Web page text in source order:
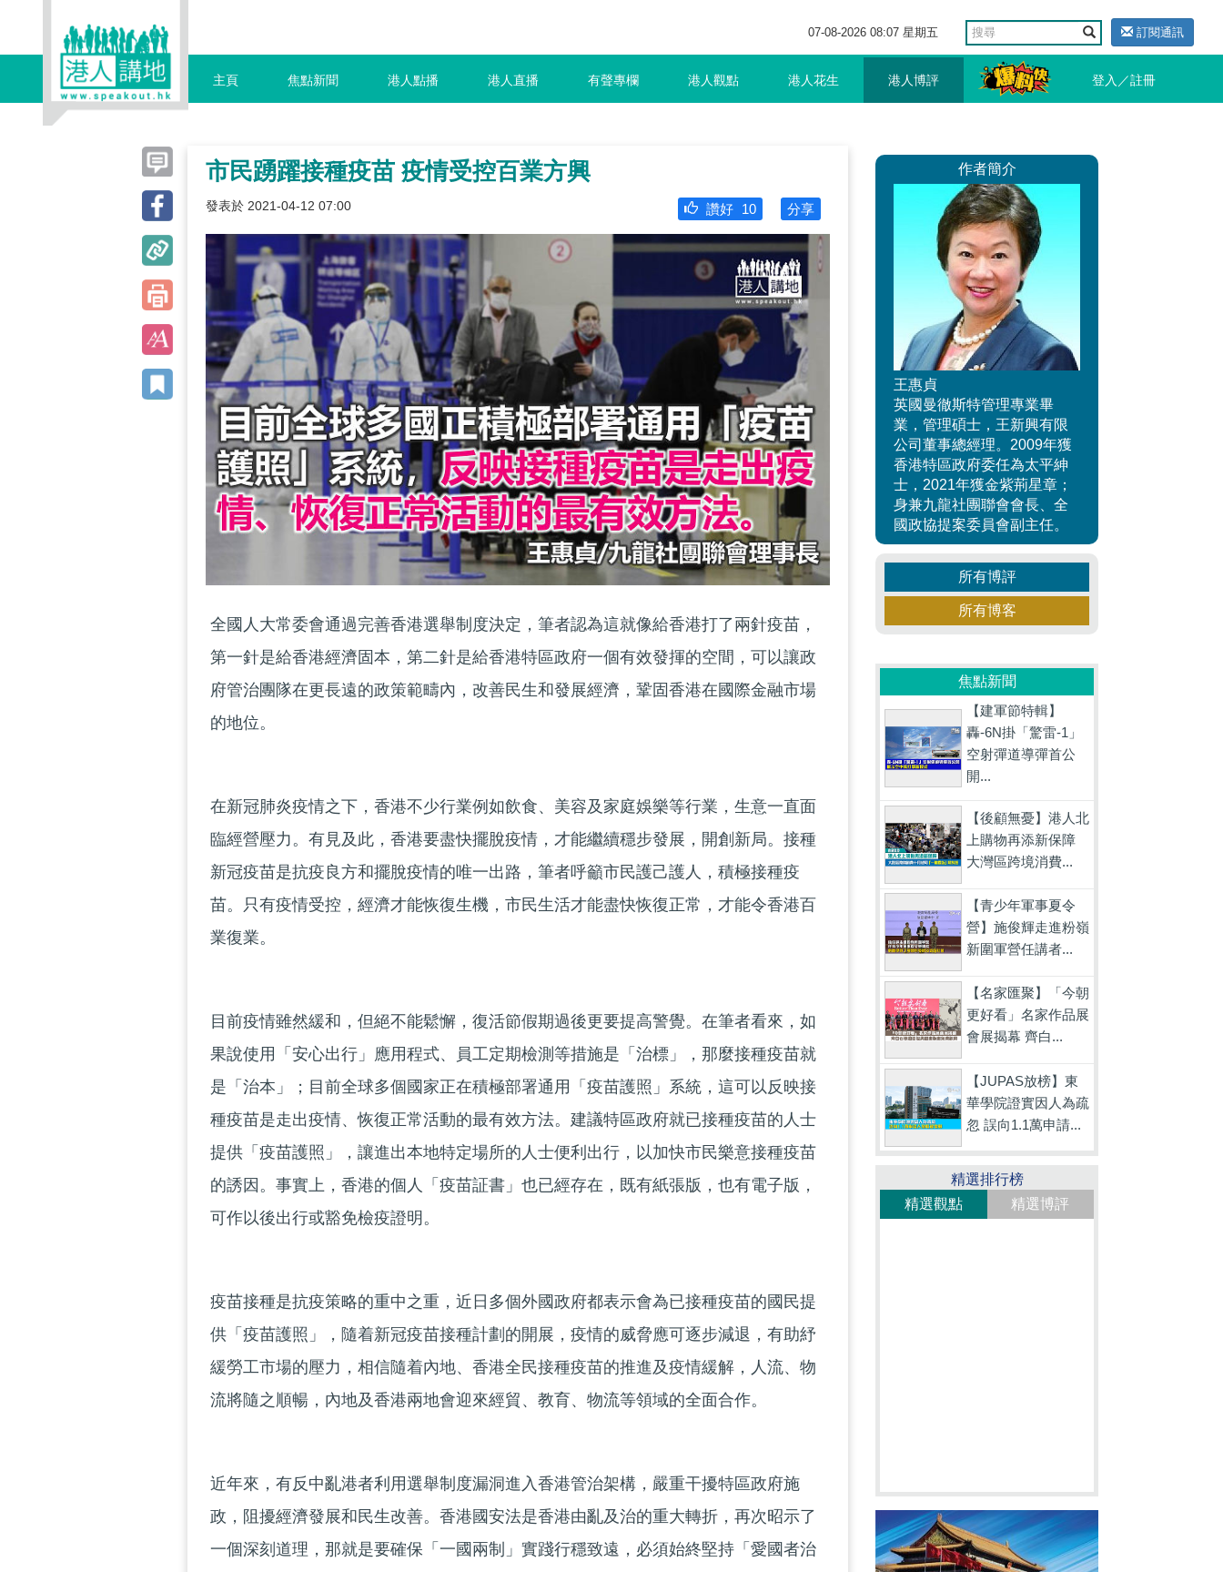
07-08-2026 08:07 星期五 訂閱通訊
主頁 焦點新聞 港人點播 港人直播 有聲專欄 港人觀點 港人花生 港人博評 登入／註冊
市民踴躍接種疫苗 疫情受控百業方興
發表於 2021-04-12 07:00 分享
讚好 10
全國人大常委會通過完善香港選舉制度決定，筆者認為這就像給香港打了兩針疫苗，
第一針是給香港經濟固本，第二針是給香港特區政府一個有效發揮的空間，可以讓政
府管治團隊在更長遠的政策範疇內，改善民生和發展經濟，鞏固香港在國際金融市場
的地位。
在新冠肺炎疫情之下，香港不少行業例如飲食、美容及家庭娛樂等行業，生意一直面
臨經營壓力。有見及此，香港要盡快擺脫疫情，才能繼續穩步發展，開創新局。接種
新冠疫苗是抗疫良方和擺脫疫情的唯一出路，筆者呼籲市民護己護人，積極接種疫
苗。只有疫情受控，經濟才能恢復生機，市民生活才能盡快恢復正常，才能令香港百
業復業。
目前疫情雖然緩和，但絕不能鬆懈，復活節假期過後更要提高警覺。在筆者看來，如
果說使用「安心出行」應用程式、員工定期檢測等措施是「治標」，那麼接種疫苗就
是「治本」；目前全球多個國家正在積極部署通用「疫苗護照」系統，這可以反映接
種疫苗是走出疫情、恢復正常活動的最有效方法。建議特區政府就已接種疫苗的人士
提供「疫苗護照」，讓進出本地特定場所的人士便利出行，以加快市民樂意接種疫苗
的誘因。事實上，香港的個人「疫苗証書」也已經存在，既有紙張版，也有電子版，
可作以後出行或豁免檢疫證明。
疫苗接種是抗疫策略的重中之重，近日多個外國政府都表示會為已接種疫苗的國民提
供「疫苗護照」，隨着新冠疫苗接種計劃的開展，疫情的威脅應可逐步減退，有助紓
緩勞工市場的壓力，相信隨着內地、香港全民接種疫苗的推進及疫情緩解，人流、物
流將隨之順暢，內地及香港兩地會迎來經貿、教育、物流等領域的全面合作。
近年來，有反中亂港者利用選舉制度漏洞進入香港管治架構，嚴重干擾特區政府施
政，阻擾經濟發展和民生改善。香港國安法是香港由亂及治的重大轉折，再次昭示了
一個深刻道理，那就是要確保「一國兩制」實踐行穩致遠，必須始終堅持「愛國者治
作者簡介
王惠貞
英國曼徹斯特管理專業畢
業，管理碩士，王新興有限
公司董事總經理。2009年獲
香港特區政府委任為太平紳
士，2021年獲金紫荊星章；
身兼九龍社團聯會會長、全
國政協提案委員會副主任。
所有博評
所有博客
焦點新聞
【建軍節特輯】
轟-6N掛「驚雷-1」
空射彈道導彈首公
開...
【後顧無憂】港人北
上購物再添新保障
大灣區跨境消費...
【青少年軍事夏令
營】施俊輝走進粉嶺
新圍軍營任講者...
【名家匯聚】「今朝
更好看」名家作品展
會展揭幕 齊白...
【JUPAS放榜】東
華學院證實因人為疏
忽 誤向1.1萬申請...
精選排行榜
精選觀點
精選博評